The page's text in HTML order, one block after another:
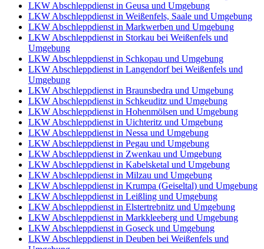
LKW Abschleppdienst in Geusa und Umgebung
LKW Abschleppdienst in Weißenfels, Saale und Umgebung
LKW Abschleppdienst in Markwerben und Umgebung
LKW Abschleppdienst in Storkau bei Weißenfels und
Umgebung
LKW Abschleppdienst in Schkopau und Umgebung
LKW Abschleppdienst in Langendorf bei Weißenfels und
Umgebung
LKW Abschleppdienst in Braunsbedra und Umgebung
LKW Abschleppdienst in Schkeuditz und Umgebung
LKW Abschleppdienst in Hohenmölsen und Umgebung
LKW Abschleppdienst in Uichteritz und Umgebung
LKW Abschleppdienst in Nessa und Umgebung
LKW Abschleppdienst in Pegau und Umgebung
LKW Abschleppdienst in Zwenkau und Umgebung
LKW Abschleppdienst in Kabelsketal und Umgebung
LKW Abschleppdienst in Milzau und Umgebung
LKW Abschleppdienst in Krumpa (Geiseltal) und Umgebung
LKW Abschleppdienst in Leißling und Umgebung
LKW Abschleppdienst in Elstertrebnitz und Umgebung
LKW Abschleppdienst in Markkleeberg und Umgebung
LKW Abschleppdienst in Goseck und Umgebung
LKW Abschleppdienst in Deuben bei Weißenfels und